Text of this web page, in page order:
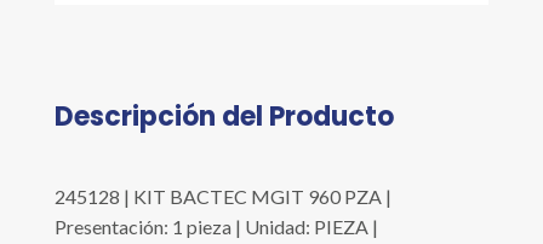
Descripción del Producto
245128 | KIT BACTEC MGIT 960 PZA |
Presentación: 1 pieza | Unidad: PIEZA |